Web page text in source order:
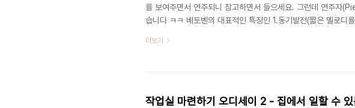
를 보여주면서 연주되니 참고하면서 들으세요. 그런데 연주자
습니다 ㅋㅋ 베토벤의 대표적인 특징인 1.동기발전(짧은 멜로디
전조 할 듯 하다가 최종적으로 1도로 쾅 하고 끝나는 것(교향곡
이라는 추측을 그의 음악을 들을때마다 했었는데, 저만 그렇게
더보기
작업실 마련하기 오디세이 2 - 집에서 일할 수